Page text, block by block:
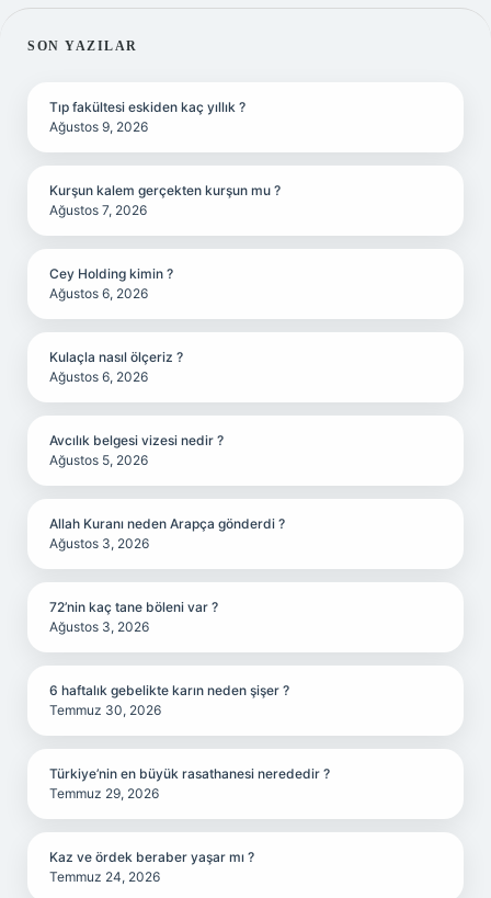
SIDEBAR
SON YAZILAR
Tıp fakültesi eskiden kaç yıllık ?
Ağustos 9, 2026
Kurşun kalem gerçekten kurşun mu ?
Ağustos 7, 2026
Cey Holding kimin ?
Ağustos 6, 2026
Kulaçla nasıl ölçeriz ?
Ağustos 6, 2026
Avcılık belgesi vizesi nedir ?
Ağustos 5, 2026
Allah Kuranı neden Arapça gönderdi ?
Ağustos 3, 2026
72’nin kaç tane böleni var ?
Ağustos 3, 2026
6 haftalık gebelikte karın neden şişer ?
Temmuz 30, 2026
Türkiye’nin en büyük rasathanesi nerededir ?
Temmuz 29, 2026
Kaz ve ördek beraber yaşar mı ?
Temmuz 24, 2026